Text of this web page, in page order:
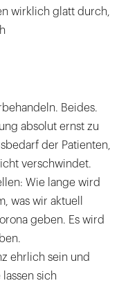
wirklich glatt durch,
Beides.
absolut ernst zu
der Patienten,
verschwindet.
Wie lange wird
was wir aktuell
geben. Es wird
ehrlich sein und
sich